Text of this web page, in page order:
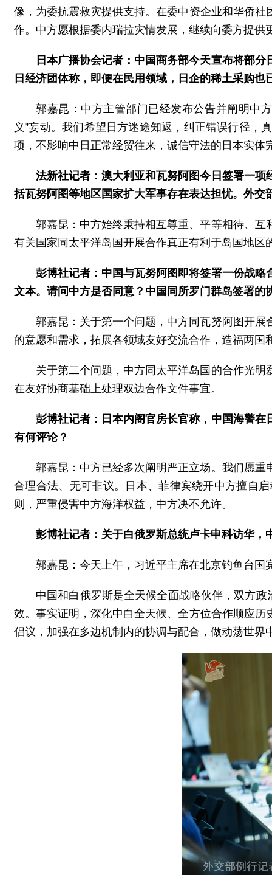
像，为委抗震救灾提供支持。在委中资企业和华侨
作。中方愿根据委内瑞拉灾情发展，继续向委方提供
日本广播协会记者：中国商务部今天宣布将部
日经济团体称，即便在民用领域，日企的稀土采购
郭嘉昆：中方主管部门已经发布公告并阐明中
义”妄动。我们希望日方迷途知返，纠正错误行径，
项，不影响中日正常经贸往来，诚信守法的日本实体
法新社记者：澳大利亚和瓦努阿图今日签署一
括瓦努阿图等地区国家扩大军事存在表达担忧。外交
郭嘉昆：中方始终秉持相互尊重、平等相待、
有关国家同太平洋岛国开展合作真正有利于岛国地
彭博社记者：中国与瓦努阿图即将签署一份战
文本。请问中方是否同意？中国同所罗门群岛签署的
郭嘉昆：关于第一个问题，中方同瓦努阿图开
的意愿和需求，拓展各领域友好交流合作，造福两国
关于第二个问题，中方同太平洋岛国的合作光
在友好协商基础上处理双边合作文件事宜。
彭博社记者：日本内阁官房长官称，中国海警
有何评论？
郭嘉昆：中方已经多次阐明严正立场。我们愿
合理合法、无可非议。日本、菲律宾绕开中方擅自
则，严重侵害中方海洋权益，中方决不允许。
彭博社记者：关于白俄罗斯总统卢卡申科访华，
郭嘉昆：今天上午，习近平主席在北京钓鱼台
中国和白俄罗斯是全天候全面战略伙伴，双方
效。事实证明，深化中白全天候、全方位合作顺应
倡议，加强在多边机制内的协调与配合，做动荡世界